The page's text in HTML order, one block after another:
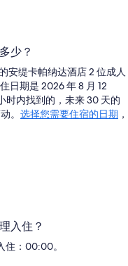
少？
安缇卡帕纳达酒店 2 位成人
日期是 2026 年 8 月 12
时内找到的，未来 30 天的
。 选择您需要住宿的日期 ，
入住？
住：00:00。